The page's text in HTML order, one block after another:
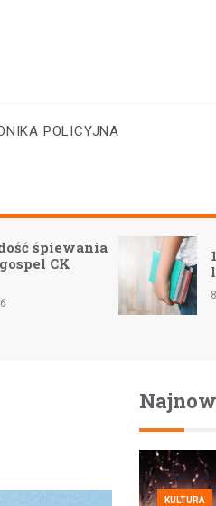
POLICYJNA
śpiewania
CK
KULTURA